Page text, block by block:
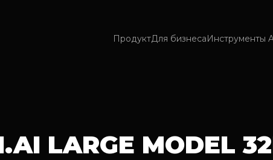
ПродуктДля бизнесаИнструменты
LARGE MODEL